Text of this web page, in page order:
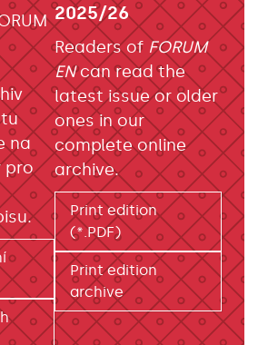
na
pro
2025/26
Readers of FORUM
ENcan read the
latest issue or older
ones in our
complete online
archive.
Print edition
(*.PDF)
Print edition
archive